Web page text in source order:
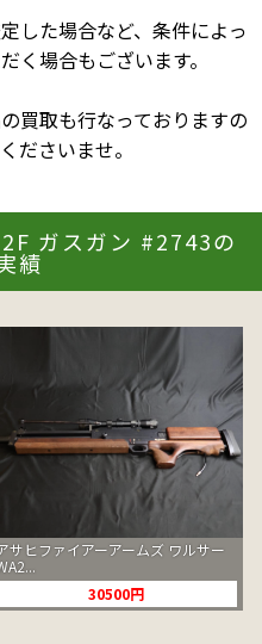
した場合など、条件によっ
く場合もございます。
買取も行なっておりますの
ださいませ。
ガスガン #2743の
績
サヒファイアーアームズ ワルサー
30500円